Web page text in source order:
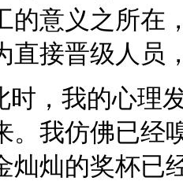
的意义之所在
直接晋级人员
时，我的心理
。我仿佛已经
灿灿的奖杯已